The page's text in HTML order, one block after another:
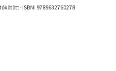
･ISBN: 9789632760278